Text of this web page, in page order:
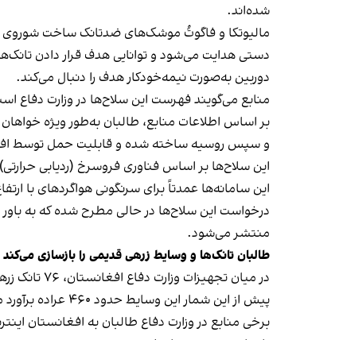
شده‌اند.
مالیوتکا و فاگوتُ موشک‌های ضدتانک ساخت شوروی
دستی هدایت می‌شود و توانایی هدف قرار دادن
دوربین به‌صورت نیمه‌خودکار هدف را دنبال می‌کند.
منابع می‌گویند فهرست این سلاح‌ها در وزارت دفاع
و سپس روسیه ساخته شده و قابلیت حمل توسط
این سلاح‌ها بر اساس فناوری فروسرخ (ردیابی
این سامانه‌ها عمدتاً برای سرنگونی هواگردهای با
درخواست این سلاح‌ها در حالی مطرح شده که به
منتشر می‌شود.
طالبان تانک‌ها و وسایط زرهی قدیمی را بازسازی می‌کند
پیش از این شمار این وسایط حدود ۴۶۰ عراده برآورد می‌شد.